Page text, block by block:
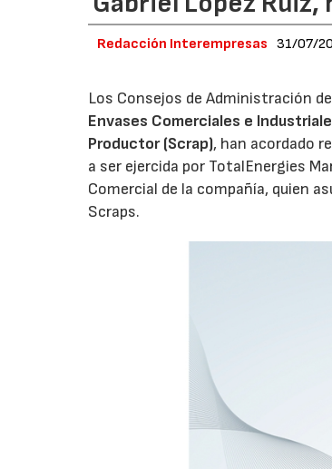
Redacción Interempresas 31/07/
Los Consejos de Administración de
Envases Comerciales e
Productor (Scrap), han acordado
a ser ejercida por TotalEnergies
Comercial de la compañía, quien
Scraps.